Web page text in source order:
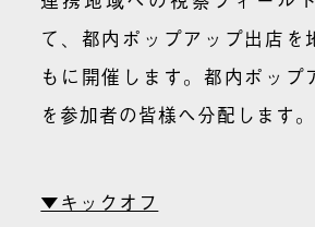
て、都内ポップアップ出店を
もに開催します。都内ポップ
を参加者の皆様へ分配します。
▼キックオフ